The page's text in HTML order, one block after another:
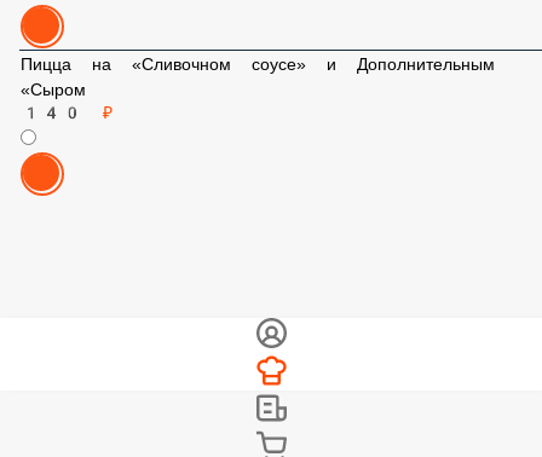
40 ₽
Пицца на «Сливочном соусе» и Дополнительным
«Сыром
140 ₽